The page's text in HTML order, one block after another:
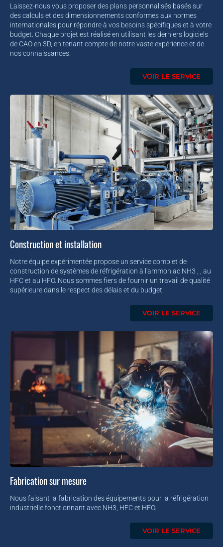
Laissez-nous vous proposer des plans personnalisés basés sur
des calculs et des dimensionnements conformes aux normes
internationales pour répondre à vos besoins spécifiques et à votre
budget. Chaque projet est réalisé en utilisant les derniers logiciels
de CAO en 3D, en tenant compte de notre vaste expérience et de
nos connaissances.
VOIR LE SERVICE
Construction et installation
Notre équipe expérimentée propose un service complet de
construction de systèmes de réfrigération à l'ammoniac NH3 , , au
HFC et au HFO. Nous sommes fiers de fournir un travail de qualité
supérieure dans le respect des délais et du budget.
VOIR LE SERVICE
Fabrication sur mesure
Nous faisant la fabrication des équipements pour la réfrigération
industrielle fonctionnant avec NH3, HFC et HFO.
VOIR LE SERVICE